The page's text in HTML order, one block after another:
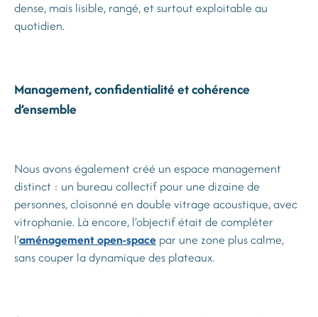
dense, mais lisible, rangé, et surtout exploitable au
quotidien.
Management, confidentialité et cohérence
d’ensemble
Nous avons également créé un espace management
distinct : un bureau collectif pour une dizaine de
personnes, cloisonné en double vitrage acoustique, avec
vitrophanie. Là encore, l’objectif était de compléter
l’aménagement open-space par une zone plus calme,
sans couper la dynamique des plateaux.